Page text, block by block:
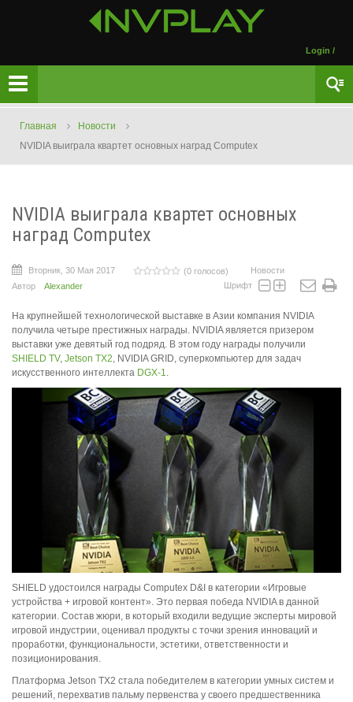
Login /
Главная
Новости
NVIDIA выиграла квартет основных наград Computex
NVIDIA выиграла квартет основных
наград Computex
Вторник, 30 Мая 2017 (0 голосов)
Новости
Автор
Alexander Шрифт
На крупнейшей технологической выставке в Азии компания NVIDIA
получила четыре престижных награды. NVIDIA является призером
выставки уже девятый год подряд. В этом году награды получили
SHIELD TV, Jetson TX2, NVIDIA GRID, суперкомпьютер для задач
искусственного интеллекта DGX-1.
SHIELD удостоился награды Computex D&I в категории «Игровые
устройства + игровой контент». Это первая победа NVIDIA в данной
категории. Состав жюри, в который входили ведущие эксперты мировой
игровой индустрии, оценивал продукты с точки зрения инноваций и
проработки, функциональности, эстетики, ответственности и
позиционирования.
Платформа Jetson TX2 стала победителем в категории умных систем и
решений, перехватив пальму первенства у своего предшественника